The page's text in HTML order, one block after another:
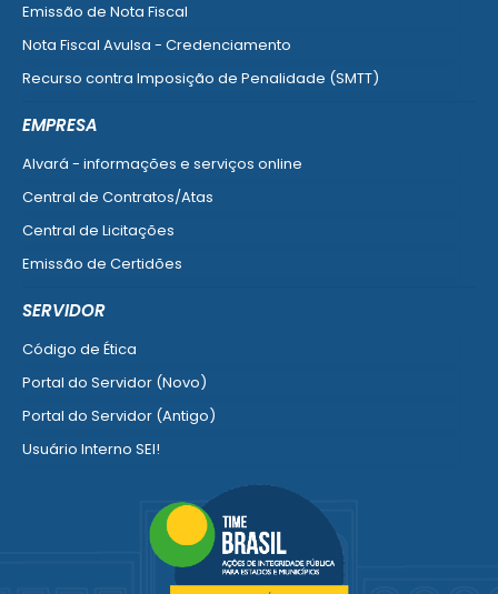
Emissão de Nota Fiscal
Nota Fiscal Avulsa - Credenciamento
Recurso contra Imposição de Penalidade (SMTT)
EMPRESA
Alvará - informações e serviços online
Central de Contratos/Atas
Central de Licitações
Emissão de Certidões
SERVIDOR
Código de Ética
Portal do Servidor (Novo)
Portal do Servidor (Antigo)
Usuário Interno SEI!
Portal do Segurado
Manual de Gestão Patrimonial